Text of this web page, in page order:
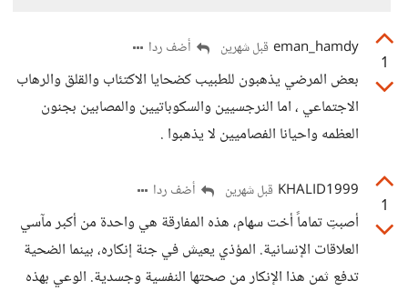
1
eman_hamdy قبل شهرين أضف ردا
بعض المرضي يذهبون للطبيب كضحايا الاكتئاب والقلق والرهاب
الاجتماعي ، اما النرجسيين والسكوباتيين والمصابين بجنون
العظمه واحيانا الفصاميين لا يذهبوا .
1
KHALID1999 قبل شهرين أضف ردا
أصبتِ تماماً أخت سهام، هذه المفارقة هي واحدة من أكبر مآسي
العلاقات الإنسانية. المؤذي يعيش في جنة إنكاره، بينما الضحية
تدفع ثمن هذا الإنكار من صحتها النفسية وجسدية. الوعي بهذه